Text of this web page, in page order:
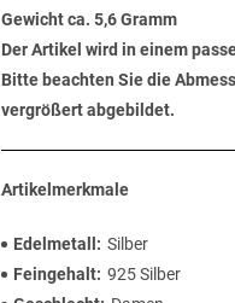
Gewicht ca. 5,6 Gramm
Der Artikel wird in einem
Bitte beachten Sie die
vergrößert abgebildet.
Artikelmerkmale
Edelmetall
Silber
Feingehalt 925 Silber